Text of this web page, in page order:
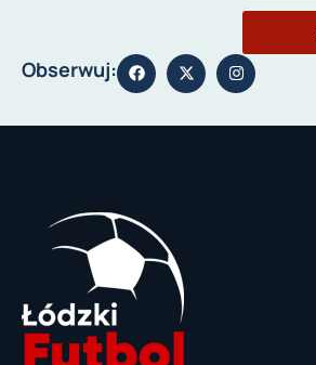
Obserwuj: